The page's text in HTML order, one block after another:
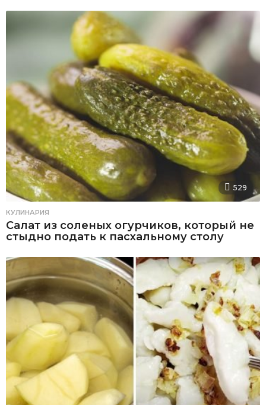
529
КУЛИНАРИЯ
Салат из соленых огурчиков, который не
стыдно подать к пасхальному столу